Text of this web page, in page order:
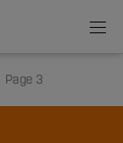
Page 3